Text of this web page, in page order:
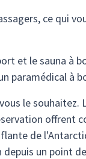
ce qui
et le sauna à
paramédical à
le souhaitez.
de
un point